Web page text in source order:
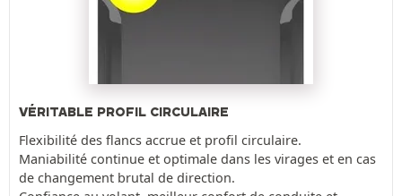
VÉRITABLE PROFIL CIRCULAIRE
Flexibilité des flancs accrue et profil circulaire.
Maniabilité continue et optimale dans les virages et en cas
de changement brutal de direction.